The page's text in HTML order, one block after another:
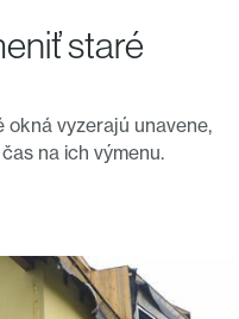
staré
okná vyzerajú unavene,
na ich výmenu.